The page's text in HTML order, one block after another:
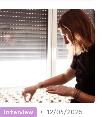
Interview • 12/06/2025